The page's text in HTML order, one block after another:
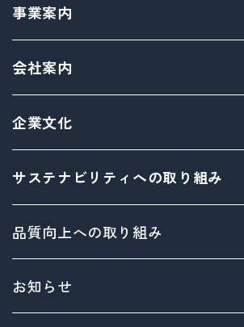
事業案内
> プロダクト事業
> デザイン事業
> マテリアル事業
> ブランド事業
会社案内
> フィロソフィ
> 企業概要
> 沿革
> 方針
> 拠点情報
企業文化
> 社内イベント・研修・福利厚生
サステナビリティへの取り組み
サステナビリティ基本方針
Environment（環境）への取り組み
Social（社会）への取り組み
品質向上への取り組み
お知らせ